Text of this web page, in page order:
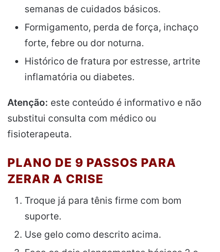
semanas de cuidados básicos.
Formigamento, perda de força, inchaço
forte, febre ou dor noturna.
Histórico de fratura por estresse, artrite
inflamatória ou diabetes.
Atenção: este conteúdo é informativo e não
substitui consulta com médico ou
fisioterapeuta.
PLANO DE 9 PASSOS PARA
ZERAR A CRISE
Troque já para tênis firme com bom
suporte.
Use gelo como descrito acima.